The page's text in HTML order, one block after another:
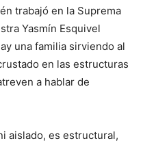
trabajó en la Suprema
Yasmín Esquivel
una familia sirviendo al
en las estructuras
a hablar de
aislado, es estructural,